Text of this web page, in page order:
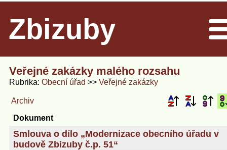
Zbizuby
Veřejné zakázky malého rozsahu
Rubrika Obecní úřad Veřejné zakázky
Archiv
Dokument
Smlouva o dílo „Modernizace obecního úřadu v
budově Zbizuby č.p. 51“